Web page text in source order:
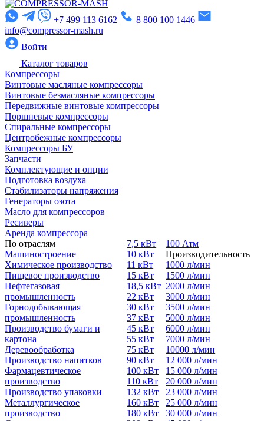
+7 499 113 6162
8 800 100 1446
info@compressor-mash.ru
Войти
Каталог товаров
Компрессоры
Винтовые масляные компрессоры
Винтовые безмасляные компрессоры
Передвижные винтовые компрессоры
Поршневые компрессоры
Спиральные компрессоры
Центробежные компрессоры
Компрессоры БУ
Запчасти
Комплектующие и опции
Подготовка воздуха
Стабилизаторы напряжения
Генераторы озота
Масло для компрессоров
Ресиверы
Аренда компрессора
По отраслям
Машиностроение
Химическое производство
Пищевое производство
Нефтегазовая
промышленность
Горнодобывающая
промышленность
Производство бумаги и
картона
Деревообработка
Производство напитков
Фармацевтическое
производство
Производство упаковки
Металлургическое
производство
7,5 кВт
10 кВт
11 кВт
15 кВт
18,5 кВт
22 кВт
30 кВт
37 кВт
45 кВт
55 кВт
75 кВт
90 кВт
100 кВт
110 кВт
132 кВт
160 кВт
180 кВт
100 Атм
Производительность
1000 л/мин
1500 л/мин
2000 л/мин
3000 л/мин
3500 л/мин
5000 л/мин
6000 л/мин
7000 л/мин
10000 л/мин
12 000 л/мин
15 000 л/мин
20 000 л/мин
23 000 л/мин
25 000 л/мин
30 000 л/мин